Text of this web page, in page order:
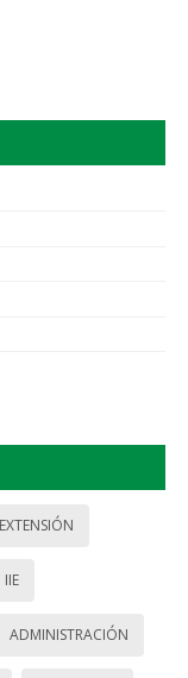
EXTENSIÓN
IIE
ADMINISTRACIÓN